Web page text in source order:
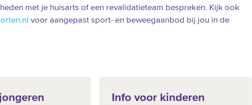
met je huisarts of een revalidatieteam bespreken. Kijk ook
voor aangepast sport- en beweegaanbod bij jou in de
Info voor kinderen